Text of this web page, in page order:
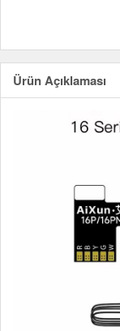
Ürün Açıklaması